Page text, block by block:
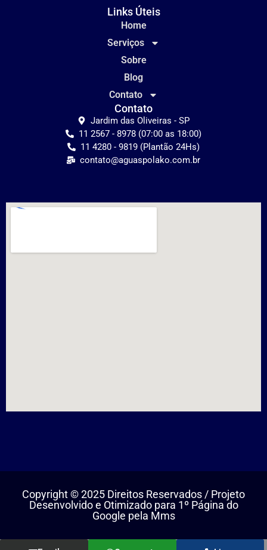
Links Úteis
Home
Serviços
Sobre
Blog
Contato
Contato
Jardim das Oliveiras - SP
11 2567 - 8978 (07:00 as 18:00)
11 4280 - 9819 (Plantão 24Hs)
contato@aguaspolako.com.br
Copyright © 2025 Direitos Reservados / Projeto
Desenvolvido e Otimizado para 1º Página do
Google pela Mms